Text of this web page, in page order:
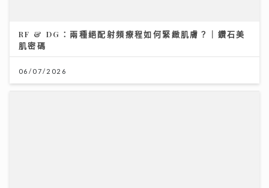
RF & DG：兩種絕配射頻療程如何緊緻肌膚？｜鑽石美
肌密碼
06/07/2026